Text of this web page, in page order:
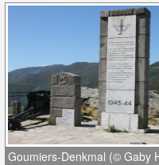
Goumiers-Denkmal (© Gaby